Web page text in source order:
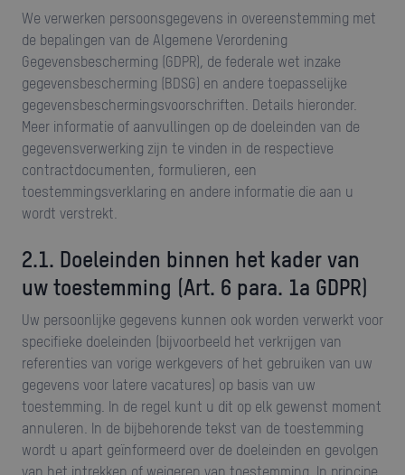
We verwerken persoonsgegevens in overeenstemming met
de bepalingen van de Algemene Verordening
Gegevensbescherming (GDPR), de federale wet inzake
gegevensbescherming (BDSG) en andere toepasselijke
gegevensbeschermingsvoorschriften. Details hieronder.
Meer informatie of aanvullingen op de doeleinden van de
gegevensverwerking zijn te vinden in de respectieve
contractdocumenten, formulieren, een
toestemmingsverklaring en andere informatie die aan u
wordt verstrekt.
2.1. Doeleinden binnen het kader van
uw toestemming (Art. 6 para. 1a GDPR)
Uw persoonlijke gegevens kunnen ook worden verwerkt voor
specifieke doeleinden (bijvoorbeeld het verkrijgen van
referenties van vorige werkgevers of het gebruiken van uw
gegevens voor latere vacatures) op basis van uw
toestemming. In de regel kunt u dit op elk gewenst moment
annuleren. In de bijbehorende tekst van de toestemming
wordt u apart geïnformeerd over de doeleinden en gevolgen
van het intrekken of weigeren van toestemming. In principe